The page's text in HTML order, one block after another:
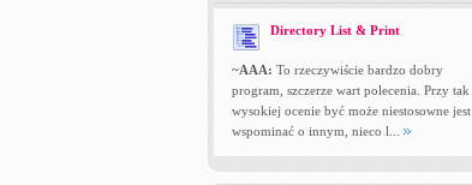
Directory List & Print
~AAA: To rzeczywiście bardzo dobry
program, szczerze wart polecenia. Przy tak
wysokiej ocenie być może niestosowne jest
wspominać o innym, nieco l...